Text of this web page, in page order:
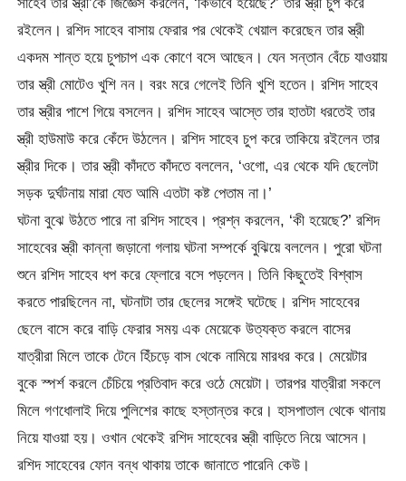
রইলেন। রশিদ সাহেব বাসায় ফেরার পর থেকেই খেয়াল করেছেন তার স্ত্রী
একদম শান্ত হয়ে চুপচাপ এক কোণে বসে আছেন। যেন সন্তান বেঁচে যাওয়ায়
তার স্ত্রী মোটেও খুশি নন। বরং মরে গেলেই তিনি খুশি হতেন। রশিদ সাহেব
তার স্ত্রীর পাশে গিয়ে বসলেন। রশিদ সাহেব আস্তে তার হাতটা ধরতেই তার
স্ত্রী হাউমাউ করে কেঁদে উঠলেন। রশিদ সাহেব চুপ করে তাকিয়ে রইলেন তার
স্ত্রীর দিকে। তার স্ত্রী কাঁদতে কাঁদতে বললেন, ‘ওগো, এর থেকে যদি ছেলেটা
সড়ক দুর্ঘটনায় মারা যেত আমি এতটা কষ্ট পেতাম না।’
ঘটনা বুঝে উঠতে পারে না রশিদ সাহেব। প্রশ্ন করলেন, ‘কী হয়েছে?’ রশিদ
সাহেবের স্ত্রী কান্না জড়ানো গলায় ঘটনা সম্পর্কে বুঝিয়ে বললেন। পুরো ঘটনা
শুনে রশিদ সাহেব ধপ করে ফ্লোরে বসে পড়লেন। তিনি কিছুতেই বিশ্বাস
করতে পারছিলেন না, ঘটনাটা তার ছেলের সঙ্গেই ঘটেছে। রশিদ সাহেবের
ছেলে বাসে করে বাড়ি ফেরার সময় এক মেয়েকে উত্যক্ত করলে বাসের
যাত্রীরা মিলে তাকে টেনে হিঁচড়ে বাস থেকে নামিয়ে মারধর করে। মেয়েটার
বুকে স্পর্শ করলে চেঁচিয়ে প্রতিবাদ করে ওঠে মেয়েটা। তারপর যাত্রীরা সকলে
মিলে গণধোলাই দিয়ে পুলিশের কাছে হস্তান্তর করে। হাসপাতাল থেকে থানায়
নিয়ে যাওয়া হয়। ওখান থেকেই রশিদ সাহেবের স্ত্রী বাড়িতে নিয়ে আসেন।
রশিদ সাহেবের ফোন বন্ধ থাকায় তাকে জানাতে পারেনি কেউ।